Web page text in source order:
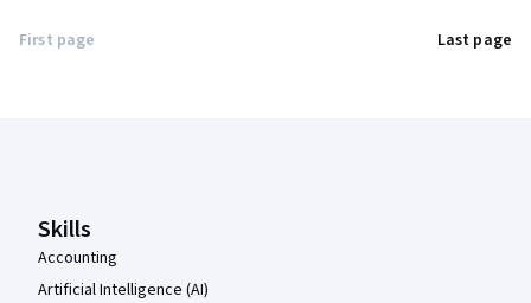
First page Last page
Skills
Accounting
Artificial Intelligence (AI)